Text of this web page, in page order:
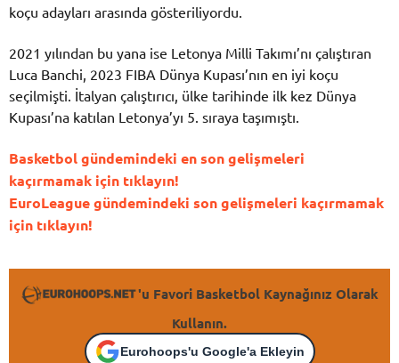
koçu adayları arasında gösteriliyordu.
2021 yılından bu yana ise Letonya Milli Takımı’nı çalıştıran
Luca Banchi, 2023 FIBA Dünya Kupası’nın en iyi koçu
seçilmişti. İtalyan çalıştırıcı, ülke tarihinde ilk kez Dünya
Kupası’na katılan Letonya’yı 5. sıraya taşımıştı.
Basketbol gündemindeki en son gelişmeleri
kaçırmamak için tıklayın!
EuroLeague gündemindeki son gelişmeleri kaçırmamak
için tıklayın!
'u Favori Basketbol Kaynağınız Olarak
Kullanın.
Eurohoops'u Google'a Ekleyin